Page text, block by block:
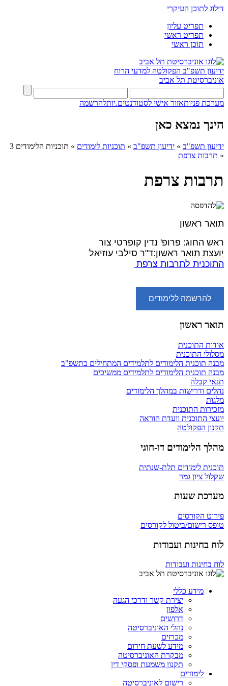
דילוג לתוכן העיקרי
תפריט עליון
תפריט ראשי
תוכן ראשי
ידיעון תשפ"ב הפקולטה למדעי הרוח
אוניברסיטת תל אביב
מערכת פניותאזור אישי לסטודנטים.יותלהרשמה
הינך נמצא כאן
ידיעון תשפ"ב » ידיעון תשפ"ב » תוכניות לימודים » תוכניות הלימודים 3
» תרבות צרפת
תרבות צרפת
תואר ראשון
ראש החוג: פרופ' נדין קופרטי צור
יועצת תואר ראשון:ד"ר סילבי עוזיאל
התוכנית לתרבות צרפת
להרשמה ללימודים
תואר ראשון
אודות התוכנית
מסלולי התוכנית
מבנה תוכנית הלימודים לתלמידים המתחילים בתשפ"ב
מבנה תוכנית הלימודים לתלמידים ממשיכים
תנאי קבלה
נהלים ודרישות במהלך הלימודים
מלגות
מזכירות התוכנית
יועצי התוכנית וועדת הוראה
תקנון הפקולטה
מהלך הלימודים דו-חוגי
תוכנית לימודים תלת-שנתית
שקלול ציון גמר
מערכת שעות
פירוט הקורסים
טופס רישום/ביטול לקורסים
לוח בחינות ועבודות
לוח בחינות ועבודות
מידע כללי
יצירת קשר ודרכי הגעה
אלפון
דרושים
נהלי האוניברסיטה
מכרזים
מידע לשעת חירום
מבקרת האוניברסיטה
תקנון משמעת ופסקי דין
לימודים
רישום לאוניברסיטה